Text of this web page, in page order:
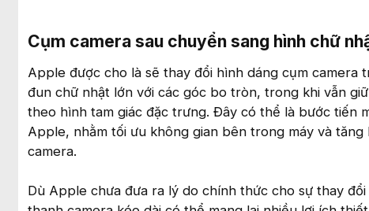
Cụm camera sau chuyển sang hình chữ
Apple được cho là sẽ thay đổi hình dáng cụm camera
đun chữ nhật lớn với các góc bo tròn, trong khi vẫn
theo hình tam giác đặc trưng. Đây có thể là bước tiến
Apple, nhằm tối ưu không gian bên trong máy và
camera.
Dù Apple chưa đưa ra lý do chính thức cho sự thay